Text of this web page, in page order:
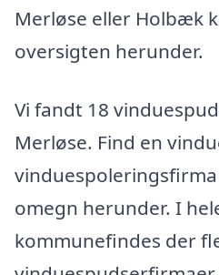
Merløse eller Holbæk
oversigten herunder.
Vi fandt 18
Merløse. Find en
omegn herunder. I
kommunefindes der